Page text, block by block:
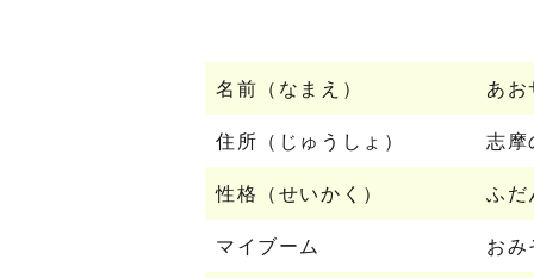
名前（なまえ） あお
住所（じゅうしょ） 志摩
性格（せいかく） ふだ
マイブーム おみ